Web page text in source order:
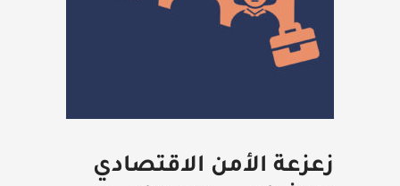
زعزعة الأمن الاقتصادي